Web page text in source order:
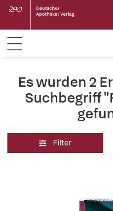
Es wurden 2
Suchbegriff
Filter